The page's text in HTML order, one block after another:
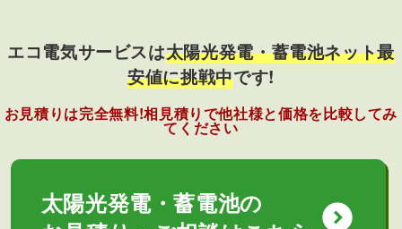
エコ電気サービスは太陽光発電・蓄電池ネット最
安値に挑戦中です!
お見積りは完全無料!相見積りで他社様と価格を比較してみ
てください
太陽光発電・蓄電池の
expand_circle_down